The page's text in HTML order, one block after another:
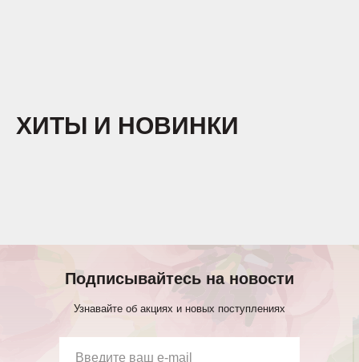
ХИТЫ И НОВИНКИ
Подписывайтесь на новости
Узнавайте об акциях и новых поступлениях